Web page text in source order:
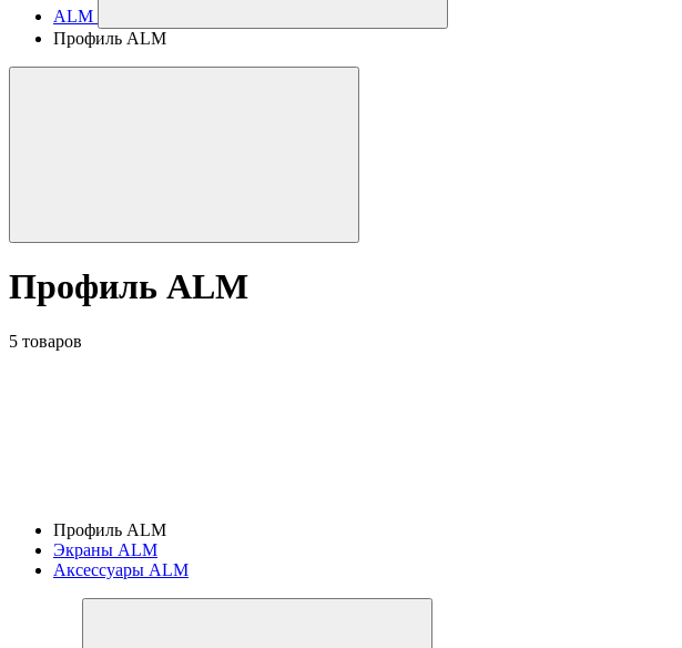
ALM
Профиль ALM
Профиль ALM
5 товаров
Профиль ALM
Экраны ALM
Аксессуары ALM